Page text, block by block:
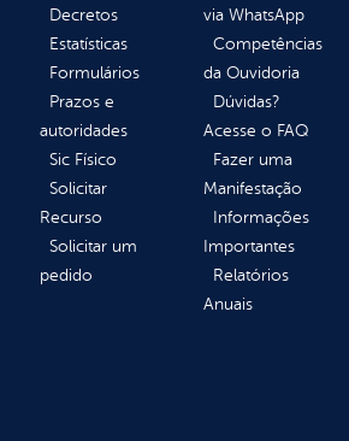
Decretos
Estatísticas
Formulários
Prazos e
autoridades
Sic Físico
Solicitar
Recurso
Solicitar um
pedido
via WhatsApp
Competências
da Ouvidoria
Dúvidas?
Acesse o FAQ
Fazer uma
Manifestação
Informações
Importantes
Relatórios
Anuais